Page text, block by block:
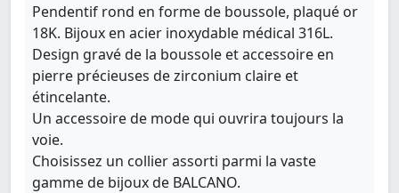
Pendentif rond en forme de boussole, plaqué or
18K. Bijoux en acier inoxydable médical 316L.
Design gravé de la boussole et accessoire en
pierre précieuses de zirconium claire et
étincelante.
Un accessoire de mode qui ouvrira toujours la
voie.
Choisissez un collier assorti parmi la vaste
gamme de bijoux de BALCANO.